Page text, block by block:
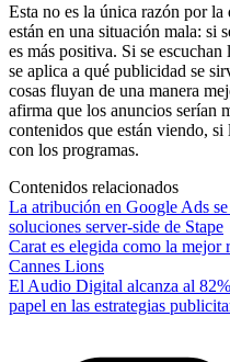
Esta no es la única razón por
están en una situación mala: si
es más positiva. Si se
se aplica a qué publicidad se
cosas fluyan de una manera
afirma que los anuncios serían
contenidos que están viendo,
con los programas.
Contenidos relacionados
La atribución en Google Ads
soluciones server-side de Stape
Carat es elegida como la mejor
Cannes Lions
El Audio Digital alcanza al
papel en las estrategias